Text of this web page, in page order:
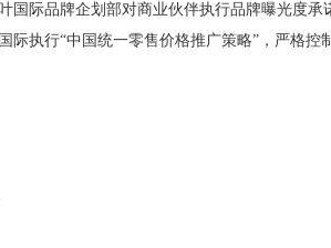
国际品牌企划部对商业伙伴执行品牌曝光度承
际执行“中国统一零售价格推广策略”，严格